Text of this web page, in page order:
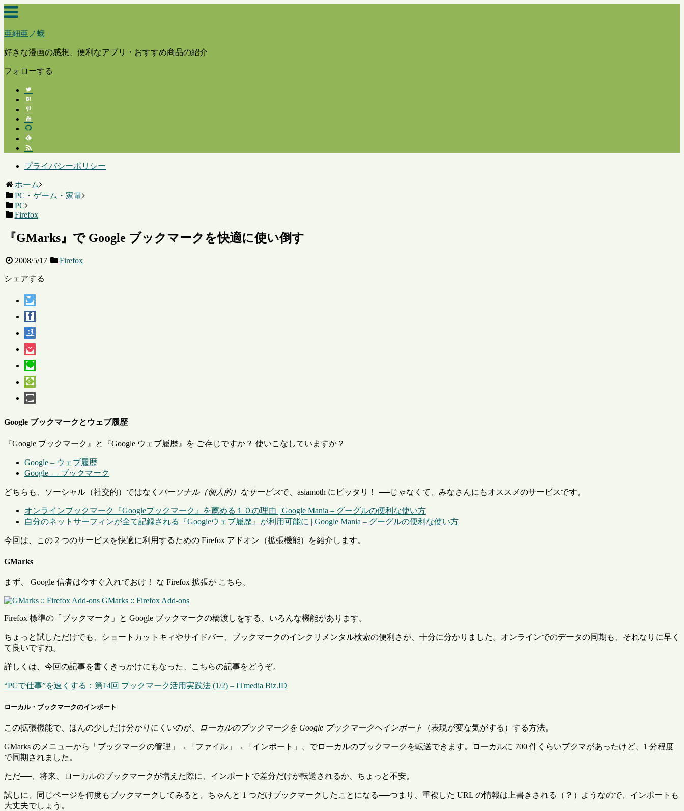
亜細亜ノ蛾
好きな漫画の感想、便利なアプリ・おすすめ商品の紹介
フォローする
プライバシーポリシー
ホーム
PC・ゲーム・家電
PC
Firefox
『GMarks』で Google ブックマークを快適に使い倒す
2008/5/17 Firefox
シェアする
Google ブックマークとウェブ履歴
『Google ブックマーク』と『Google ウェブ履歴』を ご存じですか？ 使いこなしていますか？
Google – ウェブ履歴
Google — ブックマーク
どちらも、ソーシャル（社交的）ではなく パーソナル（個人的）なサービスで、asiamoth にピッタリ！ ──じゃなくて、みなさんにもオススメのサービスです。
オンラインブックマーク『Googleブックマーク』を薦める１０の理由 | Google Mania – グーグルの便利な使い方
自分のネットサーフィンが全て記録される『Googleウェブ履歴』が利用可能に | Google Mania – グーグルの便利な使い方
今回は、この 2 つのサービスを快適に利用するための Firefox アドオン（拡張機能）を紹介します。
GMarks
まず、 Google 信者は今すぐ入れておけ！ な Firefox 拡張が こちら。
GMarks :: Firefox Add-ons
Firefox 標準の「ブックマーク」と Google ブックマークの橋渡しをする、いろんな機能があります。
ちょっと試しただけでも、ショートカットキィやサイドバー、ブックマークのインクリメンタル検索の便利さが、十分に分かりました。オンラインでのデータの同期も、それなりに早く
て良いですね。
詳しくは、今回の記事を書くきっかけにもなった、こちらの記事をどうぞ。
“PCで仕事”を速くする：第14回 ブックマーク活用実践法 (1/2) – ITmedia Biz.ID
ローカル・ブックマークのインポート
この拡張機能で、ほんの少しだけ分かりにくいのが、 ローカルのブックマークを Google ブックマークへインポート （表現が変な気がする）する方法。
GMarks のメニューから「ブックマークの管理」→「ファイル」→「インポート」、でローカルのブックマークを転送できます。ローカルに 700 件くらいブクマがあったけど、1 分程度
で同期されました。
ただ──、将来、ローカルのブックマークが増えた際に、インポートで差分だけが転送されるか、ちょっと不安。
試しに、同じページを何度もブックマークしてみると、ちゃんと 1 つだけブックマークしたことになる──つまり、重複した URL の情報は上書きされる（？）ようなので、インポートも
大丈夫でしょう。